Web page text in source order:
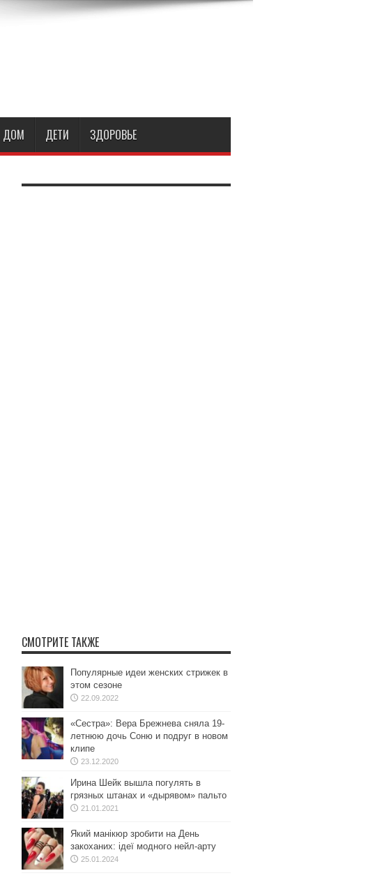
ДОМ ДЕТИ ЗДОРОВЬЕ
СМОТРИТЕ ТАКЖЕ
Популярные идеи женских стрижек в
этом сезоне
22.09.2022
«Сестра»: Вера Брежнева сняла 19-
летнюю дочь Соню и подруг в новом
клипе
23.12.2020
Ирина Шейк вышла погулять в
грязных штанах и «дырявом» пальто
21.01.2021
Який манікюр зробити на День
закоханих: ідеї модного нейл-арту
25.01.2024